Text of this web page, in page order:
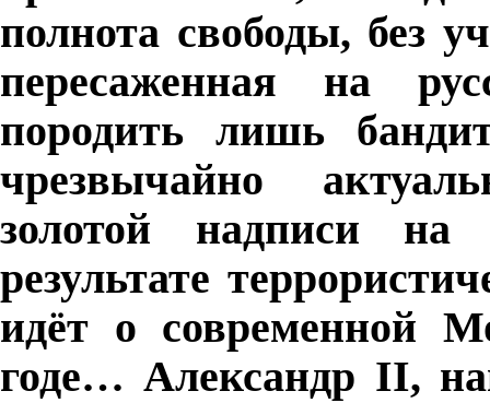
полнота свободы, без
пересаженная на
породить лишь
чрезвычайно
золотой надписи
результате
идёт о современной
годе… Александр II,